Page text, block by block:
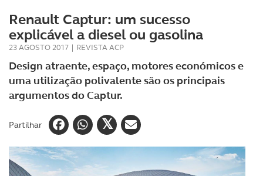
Renault Captur: um sucesso
explicável a diesel ou gasolina
23 AGOSTO 2017 | REVISTA ACP
Design atraente, espaço, motores económicos e
uma utilização polivalente são os principais
argumentos do Captur.
Partilhar